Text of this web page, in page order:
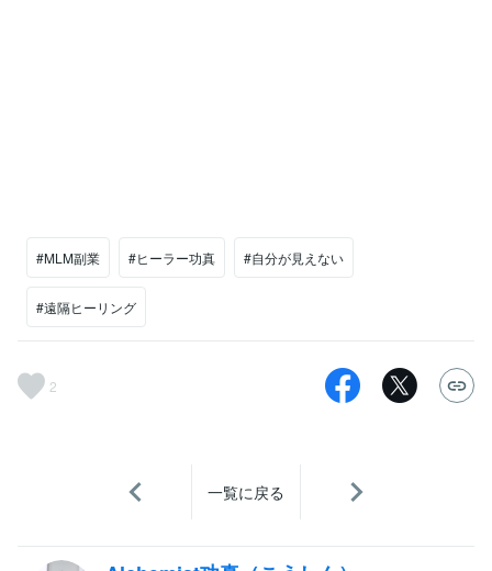
#MLM副業 #ヒーラー功真 #自分が見えない
#遠隔ヒーリング
2
一覧に戻る